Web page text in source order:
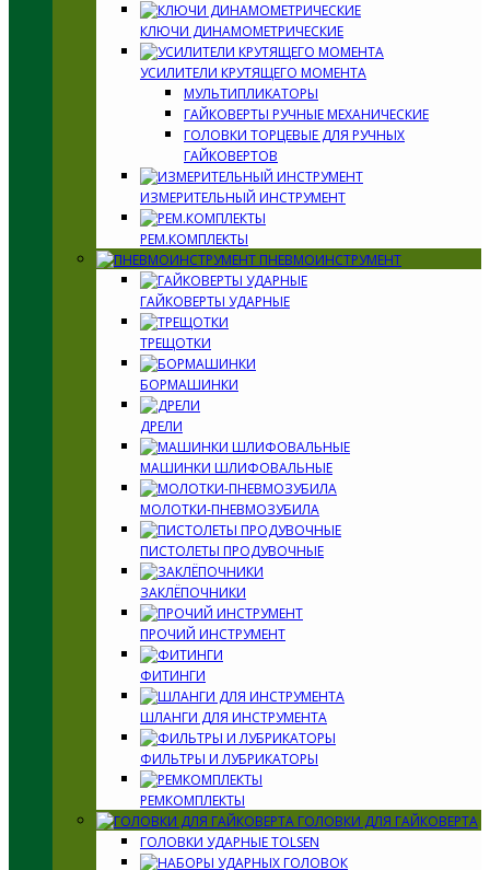
КЛЮЧИ ДИНАМОМЕТРИЧЕСКИЕ
УСИЛИТЕЛИ КРУТЯЩЕГО МОМЕНТА
МУЛЬТИПЛИКАТОРЫ
ГАЙКОВЕРТЫ РУЧНЫЕ МЕХАНИЧЕСКИЕ
ГОЛОВКИ ТОРЦЕВЫЕ ДЛЯ РУЧНЫХ
ГАЙКОВЕРТОВ
ИЗМЕРИТЕЛЬНЫЙ ИНСТРУМЕНТ
РЕМ.КОМПЛЕКТЫ
ПНЕВМОИНСТРУМЕНТ
ГАЙКОВЕРТЫ УДАРНЫЕ
ТРЕЩОТКИ
БОРМАШИНКИ
ДРЕЛИ
МАШИНКИ ШЛИФОВАЛЬНЫЕ
МОЛОТКИ-ПНЕВМОЗУБИЛА
ПИСТОЛЕТЫ ПРОДУВОЧНЫЕ
ЗАКЛЁПОЧНИКИ
ПРОЧИЙ ИНСТРУМЕНТ
ФИТИНГИ
ШЛАНГИ ДЛЯ ИНСТРУМЕНТА
ФИЛЬТРЫ И ЛУБРИКАТОРЫ
РЕМКОМПЛЕКТЫ
ГОЛОВКИ ДЛЯ ГАЙКОВЕРТА
ГОЛОВКИ УДАРНЫЕ TOLSEN